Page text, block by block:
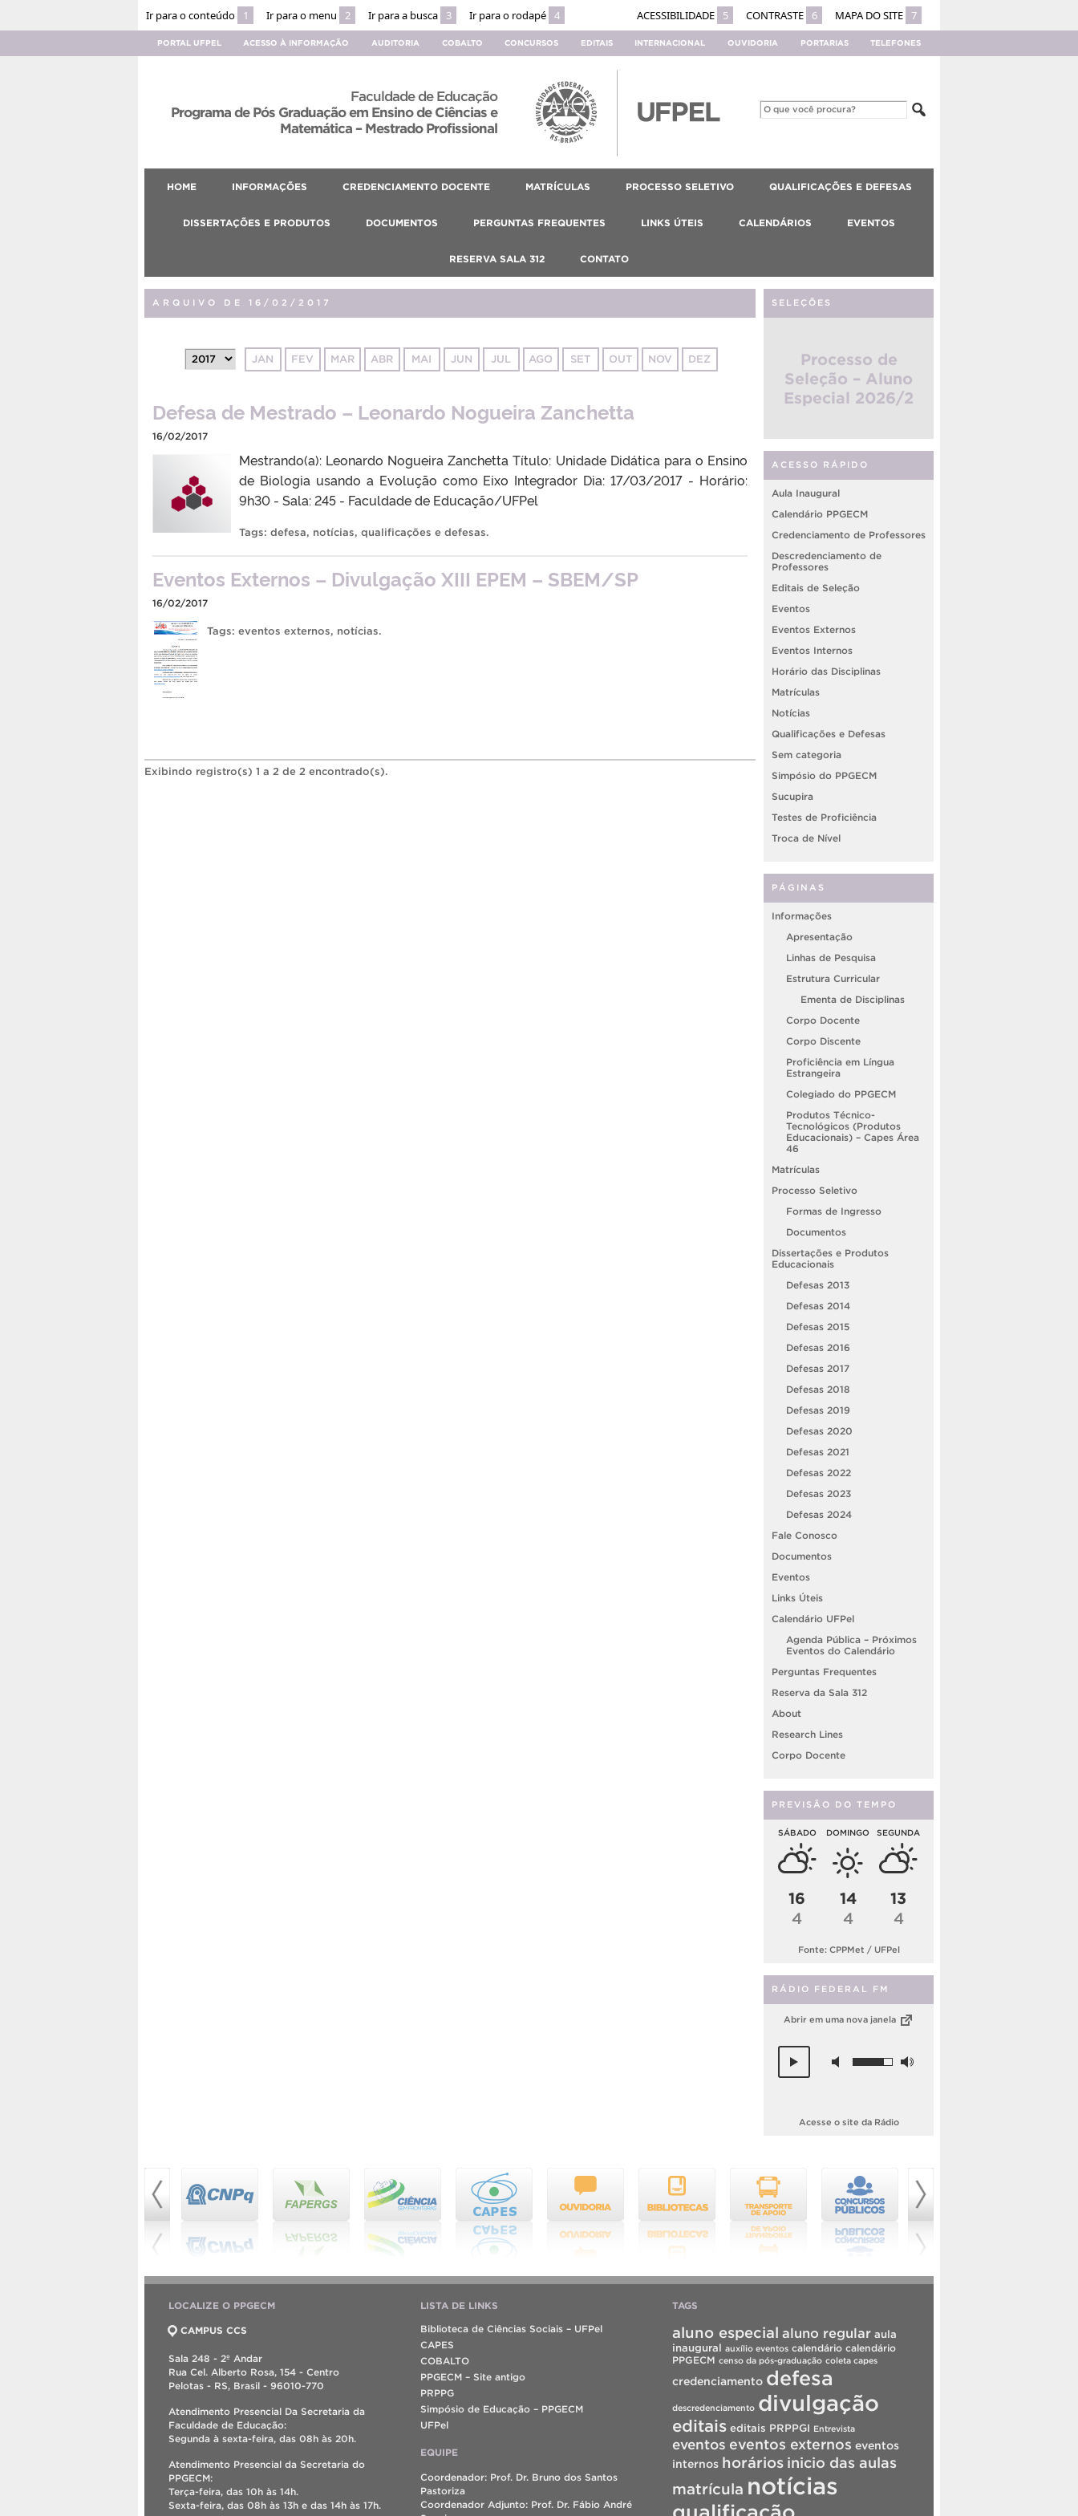
Ir para o conteúdo 1 Ir para o menu 2 Ir para a busca 3 Ir para o rodapé 4 ACESSIBILIDADE 5 CONTRASTE 6 MAPA DO SITE 7
PORTAL UFPEL ACESSO À INFORMAÇÃO AUDITORIA COBALTO CONCURSOS EDITAIS INTERNACIONAL OUVIDORIA PORTARIAS TELEFONES
Faculdade de Educação
Programa de Pós Graduação em Ensino de Ciências e
Matemática – Mestrado Profissional
HOME INFORMAÇÕES CREDENCIAMENTO DOCENTE MATRÍCULAS PROCESSO SELETIVO QUALIFICAÇÕES E DEFESAS
DISSERTAÇÕES E PRODUTOS DOCUMENTOS PERGUNTAS FREQUENTES LINKS ÚTEIS CALENDÁRIOS EVENTOS
RESERVA SALA 312 CONTATO
ARQUIVO DE 16/02/2017
JAN FEV MAR ABR MAI JUN JUL AGO SET OUT NOV DEZ
Defesa de Mestrado – Leonardo Nogueira Zanchetta
16/02/2017
Mestrando(a): Leonardo Nogueira Zanchetta Título: Unidade Didática para o Ensino
de Biologia usando a Evolução como Eixo Integrador Dia: 17/03/2017 - Horário:
9h30 - Sala: 245 - Faculdade de Educação/UFPel
Tags: defesa, notícias, qualificações e defesas.
Eventos Externos – Divulgação XIII EPEM – SBEM/SP
16/02/2017
Tags:eventos externos, notícias.
Exibindo registro(s) 1 a 2 de 2 encontrado(s).
SELEÇÕES
Processo de
Seleção – Aluno
Especial 2026/2
ACESSO RÁPIDO
Aula Inaugural
Calendário PPGECM
Credenciamento de Professores
Descredenciamento de
Professores
Editais de Seleção
Eventos
Eventos Externos
Eventos Internos
Horário das Disciplinas
Matrículas
Notícias
Qualificações e Defesas
Sem categoria
Simpósio do PPGECM
Sucupira
Testes de Proficiência
Troca de Nível
PÁGINAS
Informações
Apresentação
Linhas de Pesquisa
Estrutura Curricular
Ementa de Disciplinas
Corpo Docente
Corpo Discente
Proficiência em Língua
Estrangeira
Colegiado do PPGECM
Produtos Técnico-
Tecnológicos (Produtos
Educacionais) – Capes Área
46
Matrículas
Processo Seletivo
Formas de Ingresso
Documentos
Dissertações e Produtos
Educacionais
Defesas 2013
Defesas 2014
Defesas 2015
Defesas 2016
Defesas 2017
Defesas 2018
Defesas 2019
Defesas 2020
Defesas 2021
Defesas 2022
Defesas 2023
Defesas 2024
Fale Conosco
Documentos
Eventos
Links Úteis
Calendário UFPel
Agenda Pública – Próximos
Eventos do Calendário
Perguntas Frequentes
Reserva da Sala 312
About
Research Lines
Corpo Docente
PREVISÃO DO TEMPO
SÁBADO
16
4
DOMINGO
14
4
SEGUNDA
13
4
Fonte: CPPMet / UFPel
RÁDIO FEDERAL FM
Abrir em uma nova janela
Acesse o site da Rádio
LOCALIZE O PPGECM
CAMPUS CCS
Sala 248 - 2º Andar
Rua Cel. Alberto Rosa, 154 - Centro
Pelotas - RS, Brasil - 96010-770
Atendimento Presencial Da Secretaria da
Faculdade de Educação:
Segunda à sexta-feira, das 08h às 20h.
Atendimento Presencial da Secretaria do
PPGECM:
Terça-feira, das 10h às 14h.
Sexta-feira, das 08h às 13h e das 14h às 17h.
LISTA DE LINKS
Biblioteca de Ciências Sociais – UFPel
CAPES
COBALTO
PPGECM – Site antigo
PRPPG
Simpósio de Educação – PPGECM
UFPel
EQUIPE
Coordenador: Prof. Dr. Bruno dos Santos
Pastoriza
Coordenador Adjunto: Prof. Dr. Fábio André
TAGS
aluno especial aluno regular aula
inaugural auxílio eventos calendário calendário
PPGECM censo da pós-graduação coleta capes
credenciamento defesa
descredenciamento divulgação
editais editais PRPPGI Entrevista
eventos eventos externos eventos
internos horários inicio das aulas
matrícula notícias